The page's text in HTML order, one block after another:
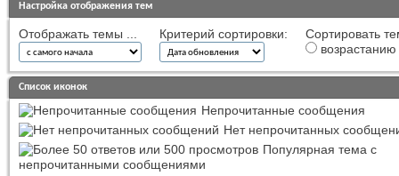
Настройка отображения тем
Отображать темы ... Критерий сортировки:
Сортировать
возрастанию
Список иконок
Непрочитанные сообщения
Нет непрочитанных
Популярная тема с
непрочитанными сообщениями